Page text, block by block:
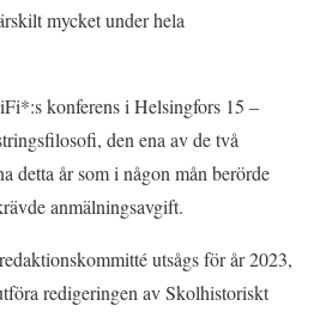
mycket under hela
konferens i Helsingfors 15 –
den ena av de två
detta år som i någon mån berörde
anmälningsavgift.
utsågs för år 2023,
redigeringen av Skolhistoriskt